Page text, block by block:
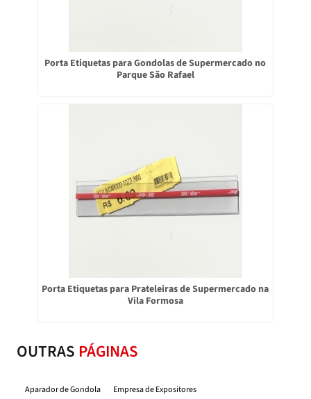
Porta Etiquetas para Gondolas de Supermercado no
Parque São Rafael
Porta Etiquetas para Prateleiras de Supermercado na
Vila Formosa
OUTRAS PÁGINAS
Aparador de Gondola
Empresa de Expositores